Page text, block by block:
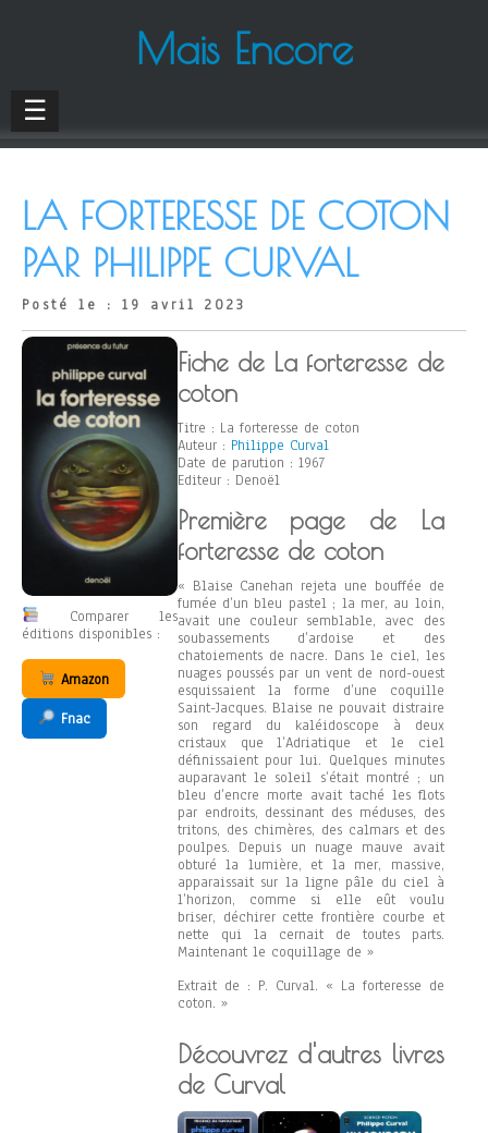
Mais Encore
☰
LA FORTERESSE DE COTON
PAR PHILIPPE CURVAL
Posté le : 19 avril 2023
Comparer les
éditions disponibles :
Amazon
Fnac
Fiche de La forteresse de
coton
Titre : La forteresse de coton
Auteur : Philippe Curval
Date de parution : 1967
Editeur : Denoël
Première page de La
forteresse de coton
« Blaise Canehan rejeta une bouffée de
fumée d’un bleu pastel ; la mer, au loin,
avait une couleur semblable, avec des
soubassements d’ardoise et des
chatoiements de nacre. Dans le ciel, les
nuages poussés par un vent de nord-ouest
esquissaient la forme d’une coquille
Saint-Jacques. Blaise ne pouvait distraire
son regard du kaléidoscope à deux
cristaux que l’Adriatique et le ciel
définissaient pour lui. Quelques minutes
auparavant le soleil s’était montré ; un
bleu d’encre morte avait taché les flots
par endroits, dessinant des méduses, des
tritons, des chimères, des calmars et des
poulpes. Depuis un nuage mauve avait
obturé la lumière, et la mer, massive,
apparaissait sur la ligne pâle du ciel à
l’horizon, comme si elle eût voulu
briser, déchirer cette frontière courbe et
nette qui la cernait de toutes parts.
Maintenant le coquillage de »
Extrait de : P. Curval. « La forteresse de
coton. »
Découvrez d'autres livres
de Curval